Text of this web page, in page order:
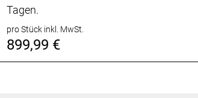
Tagen.
pro Stück inkl. MwSt.
899,99 €